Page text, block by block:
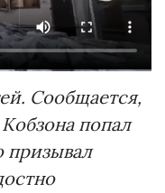
Сообщается,
попал
призывал